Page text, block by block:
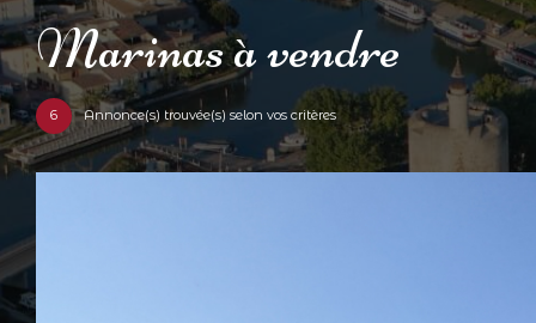
marinas à vendre
6 Annonce(s) trouvée(s) selon vos critères